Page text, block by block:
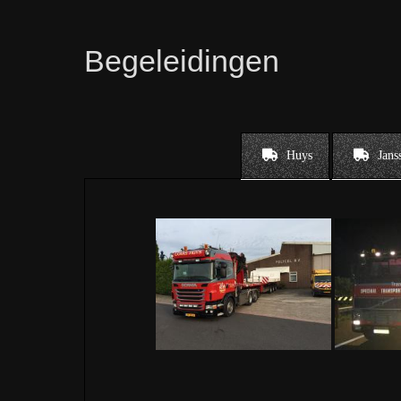
Begeleidingen
Huys